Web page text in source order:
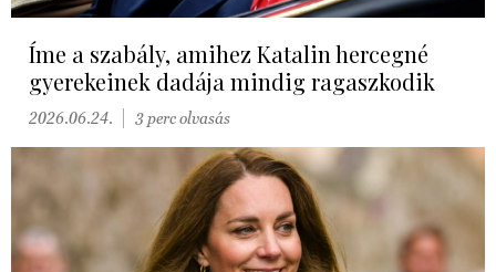
Íme a szabály, amihez Katalin hercegné
gyerekeinek dadája mindig ragaszkodik
2026.06.24. 3 perc olvasás